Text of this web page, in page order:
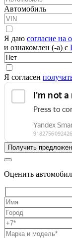
Автомобиль
Я даю согласие на
и ознакомлен (-а) с
Я согласен
Оценить